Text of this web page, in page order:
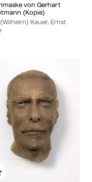
von Gerhart
(Kopie)
Kauer, Ernst
meinem Album